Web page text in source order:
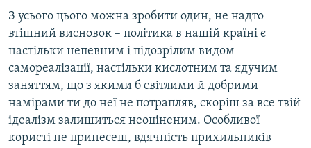
З усього цього можна зробити один, не надто
втішний висновок – політика в нашій країні є
настільки непевним і підозрілим видом
самореалізації, настільки кислотним та ядучим
заняттям, що з якими б світлими й добрими
намірами ти до неї не потрапляв, скоріш за все твій
ідеалізм залишиться неоціненим. Особливої
користі не принесеш, вдячність прихильників